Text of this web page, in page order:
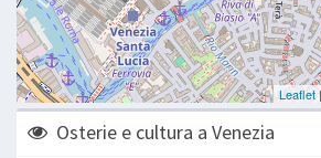
Osterie e cultura a Venezia